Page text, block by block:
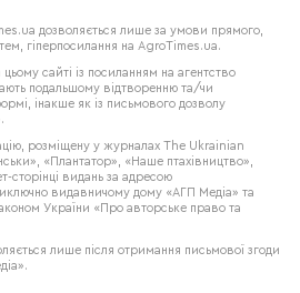
дозволяється лише за умови прямого,
гіперпосилання на AgroTimes.ua.
цьому сайті із посиланням на агентство
подальшому відтворенню та/чи
інакше як із письмового дозволу
розміщену у журналах The Ukrainian
«Плантатор», «Наше птахівництво»,
сторінці видань за адресою
видавничому дому «АГП Медіа» та
України «Про авторське право та
лише після отримання письмової згоди